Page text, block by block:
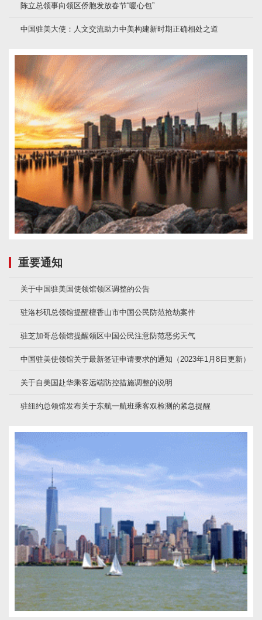
陈立总领事向领区侨胞发放春节“暖心包”
中国驻美大使：人文交流助力中美构建新时期正确相处之道
重要通知
关于中国驻美国使领馆领区调整的公告
驻洛杉矶总领馆提醒檀香山市中国公民防范抢劫案件
驻芝加哥总领馆提醒领区中国公民注意防范恶劣天气
中国驻美使领馆关于最新签证申请要求的通知（2023年1月8日更新）
关于自美国赴华乘客远端防控措施调整的说明
驻纽约总领馆发布关于东航一航班乘客双检测的紧急提醒